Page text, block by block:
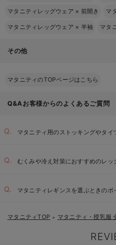
マタニティレッグウェア × 前開き マ
マタニティレッグウェア × 半袖 マタ
その他
マタニティのTOPページはこちら
Q&Aお客様からのよくあるご質問
マタニティ用のストッキングやタイ
むくみや冷え対策におすすめのレッ
マタニティレギンスを選ぶときのポ
マタニティTOP ＞ マタニティ・授乳服